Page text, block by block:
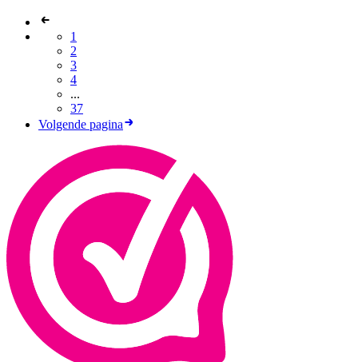
1
2
3
4
...
37
Volgende pagina